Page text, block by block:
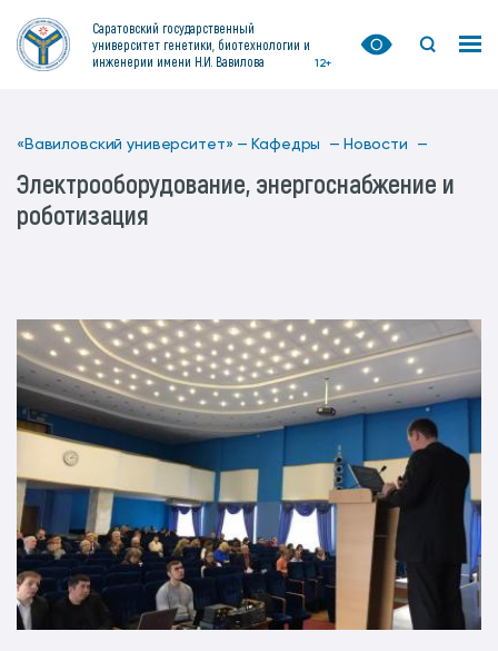
Саратовский государственный
университет генетики, биотехнологии и
инженерии имени Н.И. Вавилова
12+
«Вавиловский университет» — Кафедры — Новости —
Электрооборудование, энергоснабжение и
роботизация